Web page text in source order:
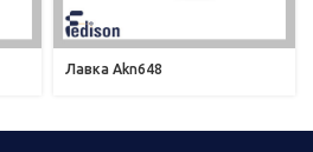
Лавка Akn648